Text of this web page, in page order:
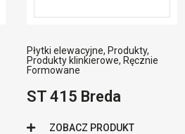
Płytki elewacyjne, Produkty,
Produkty klinkierowe, Ręcznie
Formowane
ST 415 Breda
ZOBACZ PRODUKT